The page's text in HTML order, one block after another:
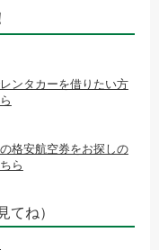
ンタカーを借りたい方
格安航空券をお探しの
ら
てね）